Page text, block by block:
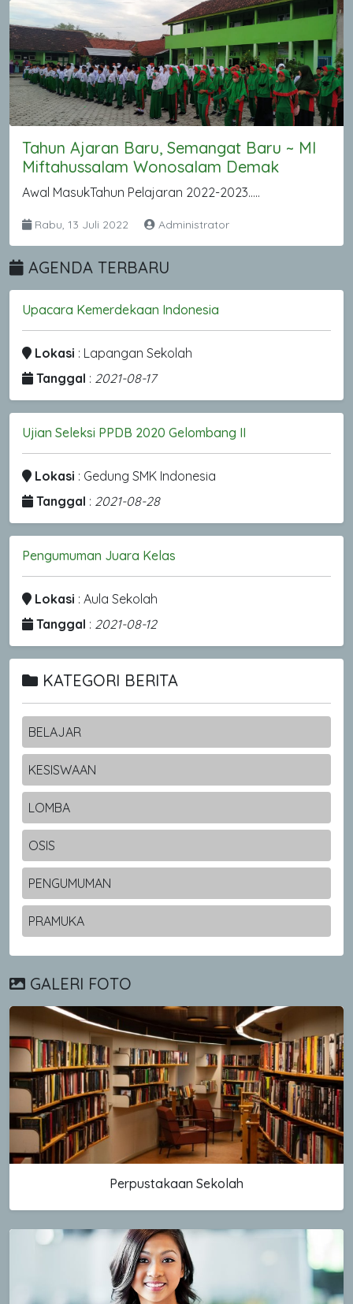
Tahun Ajaran Baru, Semangat Baru ~ MI
Miftahussalam Wonosalam Demak
Awal MasukTahun Pelajaran 2022-2023.....
Rabu, 13 Juli 2022 Administrator
AGENDA TERBARU
Upacara Kemerdekaan Indonesia
Lokasi : Lapangan Sekolah
Tanggal : 2021-08-17
Ujian Seleksi PPDB 2020 Gelombang II
Lokasi : Gedung SMK Indonesia
Tanggal : 2021-08-28
Pengumuman Juara Kelas
Lokasi : Aula Sekolah
Tanggal : 2021-08-12
KATEGORI BERITA
BELAJAR
KESISWAAN
LOMBA
OSIS
PENGUMUMAN
PRAMUKA
GALERI FOTO
Perpustakaan Sekolah